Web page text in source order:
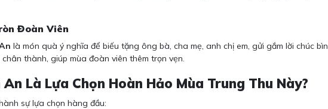
Đoàn Viên
là món quà ý nghĩa để biếu tặng ông bà, cha mẹ, anh chị em, gửi gắm lời chúc
thành, giúp mùa đoàn viên thêm trọn vẹn.
Là Lựa Chọn Hoàn Hảo Mùa Trung Thu Này?
sự lựa chọn hàng đầu: